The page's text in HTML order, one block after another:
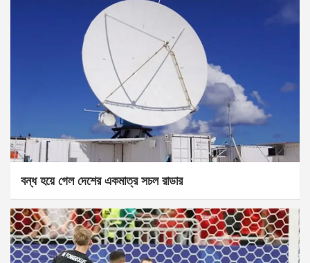
বন্ধ হয়ে গেল দেশের একমাত্র সচল রাডার